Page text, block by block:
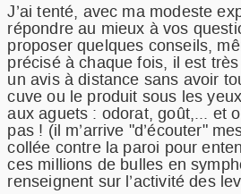
J’ai tenté, avec ma modeste
répondre au mieux à vos
proposer quelques conseils,
précisé à chaque fois, il est
un avis à distance sans avoir
cuve ou le produit sous les
aux aguets : odorat, goût,... et
pas ! (il m’arrive "d’écouter"
collée contre la paroi pour
ces millions de bulles en
renseignent sur l’activité des